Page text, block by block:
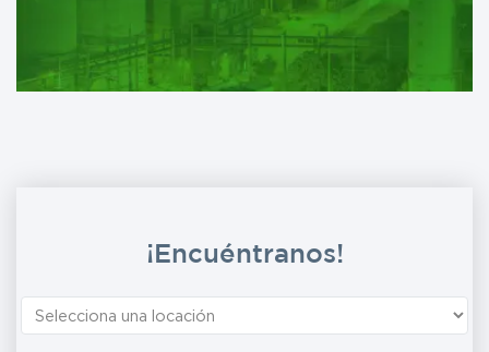
¡Encuéntranos!